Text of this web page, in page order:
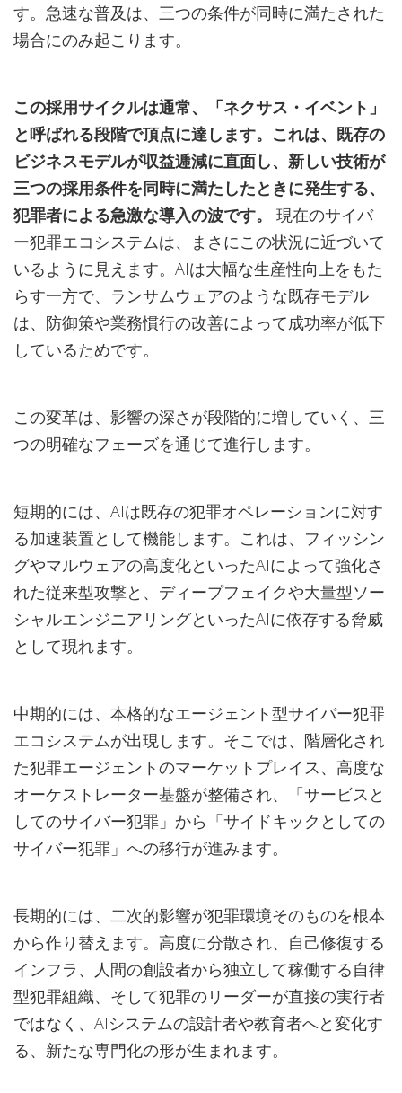
す。急速な普及は、三つの条件が同時に満たされた
場合にのみ起こります。
この採用サイクルは通常、「ネクサス・イベント」
と呼ばれる段階で頂点に達します。これは、既存の
ビジネスモデルが収益逓減に直面し、新しい技術が
三つの採用条件を同時に満たしたときに発生する、
犯罪者による急激な導入の波です。 現在のサイバ
ー犯罪エコシステムは、まさにこの状況に近づいて
いるように見えます。AIは大幅な生産性向上をもた
らす一方で、ランサムウェアのような既存モデル
は、防御策や業務慣行の改善によって成功率が低下
しているためです。
この変革は、影響の深さが段階的に増していく、三
つの明確なフェーズを通じて進行します。
短期的には、AIは既存の犯罪オペレーションに対す
る加速装置として機能します。これは、フィッシン
グやマルウェアの高度化といったAIによって強化さ
れた従来型攻撃と、ディープフェイクや大量型ソー
シャルエンジニアリングといったAIに依存する脅威
として現れます。
中期的には、本格的なエージェント型サイバー犯罪
エコシステムが出現します。そこでは、階層化され
た犯罪エージェントのマーケットプレイス、高度な
オーケストレーター基盤が整備され、「サービスと
してのサイバー犯罪」から「サイドキックとしての
サイバー犯罪」への移行が進みます。
長期的には、二次的影響が犯罪環境そのものを根本
から作り替えます。高度に分散され、自己修復する
インフラ、人間の創設者から独立して稼働する自律
型犯罪組織、そして犯罪のリーダーが直接の実行者
ではなく、AIシステムの設計者や教育者へと変化す
る、新たな専門化の形が生まれます。